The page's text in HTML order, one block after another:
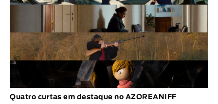
Quatro curtas em destaque no AZOREANIFF